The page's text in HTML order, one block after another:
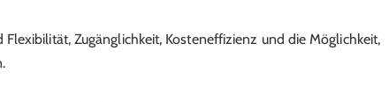
Zugänglichkeit, Kosteneffizienz und die Möglichkeit,